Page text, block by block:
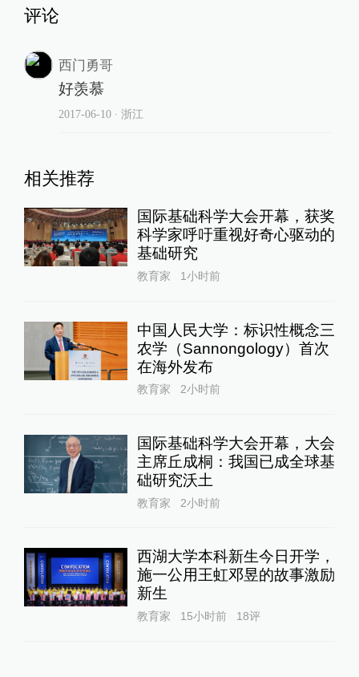
评论
西门勇哥
好羡慕
2017-06-10∙ 浙江
相关推荐
国际基础科学大会开幕，获奖
科学家呼吁重视好奇心驱动的
基础研究
教育家 1小时前
中国人民大学：标识性概念三
农学（Sannongology）首次
在海外发布
教育家 2小时前
国际基础科学大会开幕，大会
主席丘成桐：我国已成全球基
础研究沃土
教育家 2小时前
西湖大学本科新生今日开学，
施一公用王虹邓昱的故事激励
新生
教育家 15小时前 18评